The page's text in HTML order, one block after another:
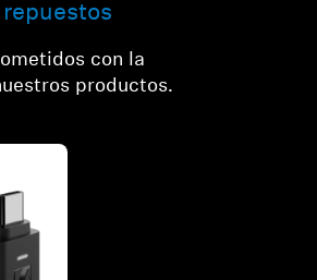
con la
productos.